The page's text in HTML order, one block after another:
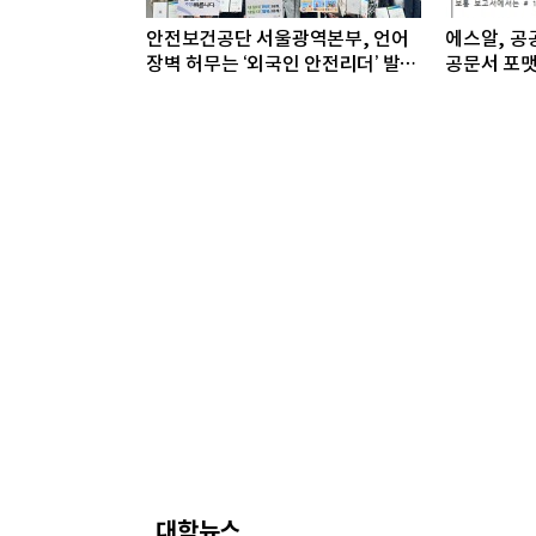
안전보건공단 서울광역본부, 언어
장벽 허무는 ‘외국인 안전리더’ 발대
에스알, 공
공문서 포